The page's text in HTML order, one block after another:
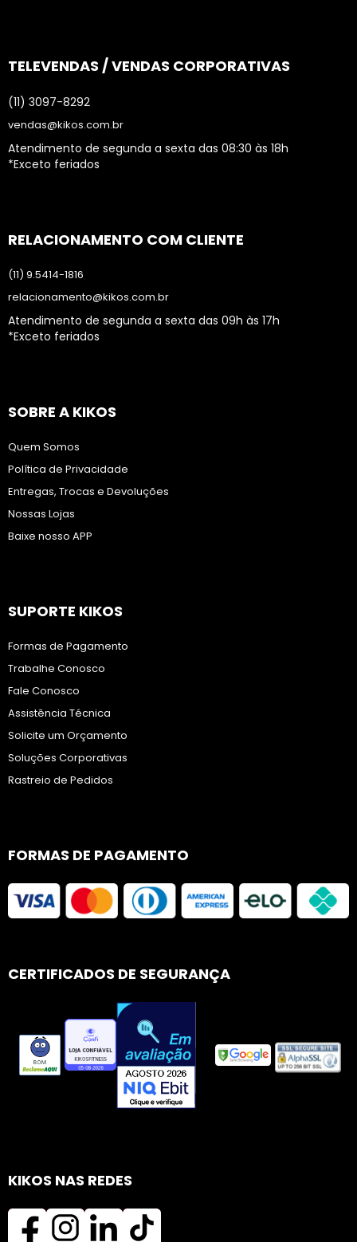
TELEVENDAS / VENDAS CORPORATIVAS
(11) 3097-8292
vendas@kikos.com.br
Atendimento de segunda a sexta das 08:30 às 18h
*Exceto feriados
RELACIONAMENTO COM CLIENTE
(11) 9.5414-1816
relacionamento@kikos.com.br
Atendimento de segunda a sexta das 09h às 17h
*Exceto feriados
SOBRE A KIKOS
Quem Somos
Política de Privacidade
Entregas, Trocas e Devoluções
Nossas Lojas
Baixe nosso APP
SUPORTE KIKOS
Formas de Pagamento
Trabalhe Conosco
Fale Conosco
Assistência Técnica
Solicite um Orçamento
Soluções Corporativas
Rastreio de Pedidos
FORMAS DE PAGAMENTO
CERTIFICADOS DE SEGURANÇA
KIKOS NAS REDES